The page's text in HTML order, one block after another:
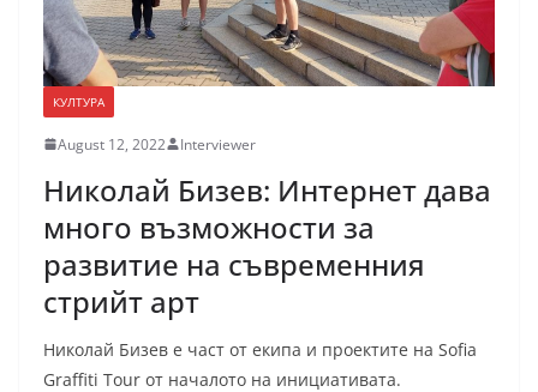
КУЛТУРА
August 12, 2022 Interviewer
Николай Бизев: Интернет дава
много възможности за
развитие на съвременния
стрийт арт
Николай Бизев е част от екипа и проектите на Sofia
Graffiti Tour от началото на инициативата.